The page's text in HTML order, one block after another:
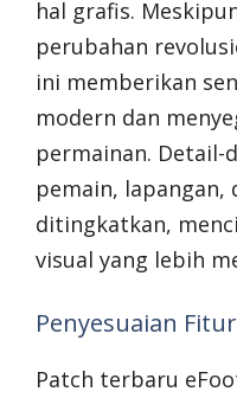
hal grafis.
perubahan
ini memberikan
modern dan
permainan.
pemain, lapangan,
ditingkatkan,
visual yang lebih
Penyesuaian
Patch terbaru